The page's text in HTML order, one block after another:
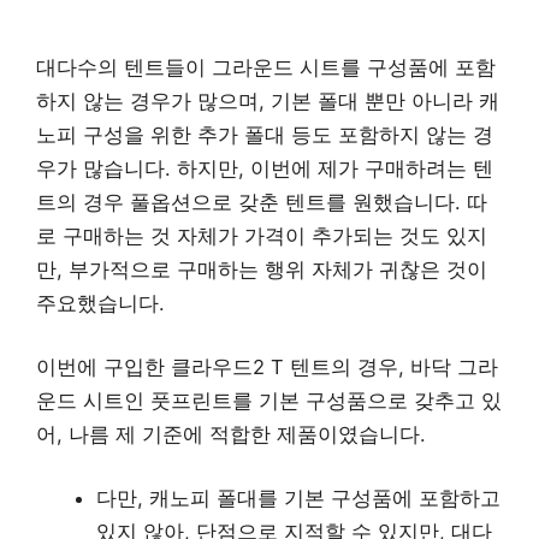
대다수의 텐트들이 그라운드 시트를 구성품에 포함
하지 않는 경우가 많으며, 기본 폴대 뿐만 아니라 캐
노피 구성을 위한 추가 폴대 등도 포함하지 않는 경
우가 많습니다. 하지만, 이번에 제가 구매하려는 텐
트의 경우 풀옵션으로 갖춘 텐트를 원했습니다. 따
로 구매하는 것 자체가 가격이 추가되는 것도 있지
만, 부가적으로 구매하는 행위 자체가 귀찮은 것이
주요했습니다.
이번에 구입한 클라우드2 T 텐트의 경우, 바닥 그라
운드 시트인 풋프린트를 기본 구성품으로 갖추고 있
어, 나름 제 기준에 적합한 제품이였습니다.
다만, 캐노피 폴대를 기본 구성품에 포함하고
있지 않아, 단점으로 지적할 수 있지만, 대다